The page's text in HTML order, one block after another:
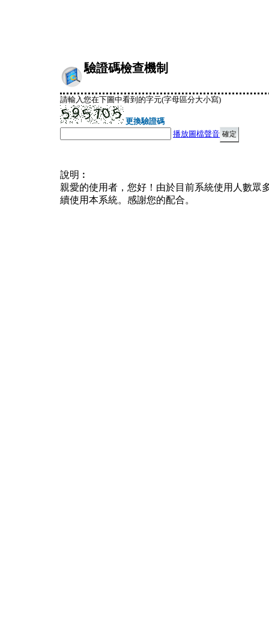
驗證碼檢查機制
請輸入您在下圖中看到的字元(字母區分大小寫)
更換驗證碼
播放圖檔聲音
說明︰
親愛的使用者，您好！由於目前系統使用人數眾
續使用本系統。感謝您的配合。